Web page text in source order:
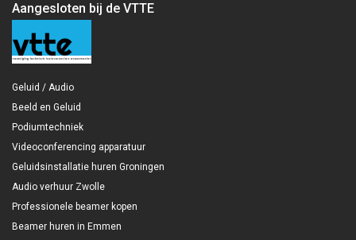
Aangesloten bij de VTTE
Geluid / Audio
Beeld en Geluid
Podiumtechniek
Videoconferencing apparatuur
Geluidsinstallatie huren Groningen
Audio verhuur Zwolle
Professionele beamer kopen
Beamer huren in Emmen